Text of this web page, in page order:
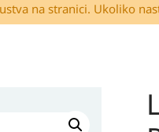
na stranici. Ukoliko